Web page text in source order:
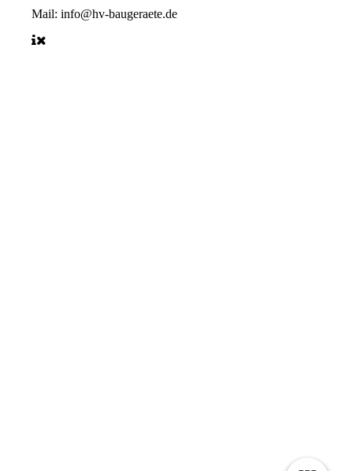
Mail: info@hv-baugeraete.de